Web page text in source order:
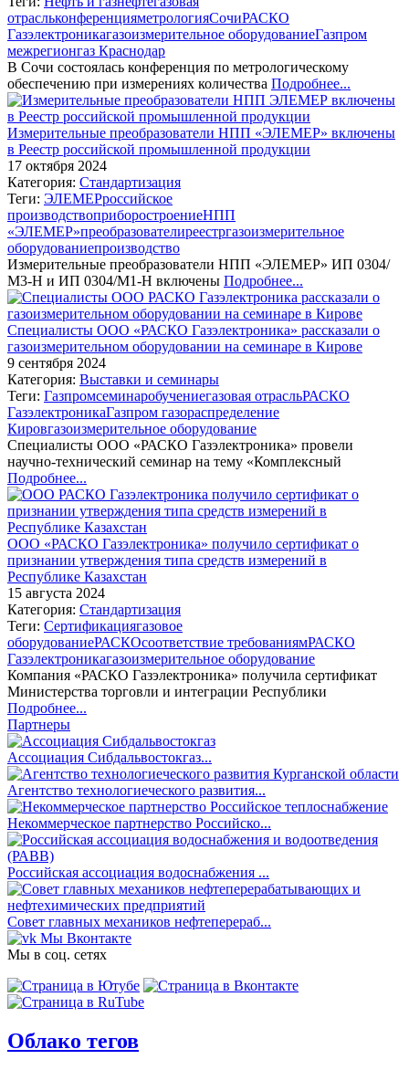
отрасльконференцияметрологияСочиРАСКО
Газэлектроникагазоизмерительное оборудованиеГазпром
межрегионгаз Краснодар
В Сочи состоялась конференция по метрологическому
обеспечению при измерениях количества Подробнее...
Измерительные преобразователи НПП «ЭЛЕМЕР» включены
в Реестр российской промышленной продукции
17 октября 2024
Категория: Стандартизация
Теги: ЭЛЕМЕРроссийское
производствоприборостроениеНПП
«ЭЛЕМЕР»преобразователиреестргазоизмерительное
оборудованиепроизводство
Измерительные преобразователи НПП «ЭЛЕМЕР» ИП 0304/
М3-Н и ИП 0304/М1-Н включены Подробнее...
Специалисты ООО «РАСКО Газэлектроника» рассказали о
газоизмерительном оборудовании на семинаре в Кирове
9 сентября 2024
Категория: Выставки и семинары
Теги: Газпромсеминаробучениегазовая отрасльРАСКО
ГазэлектроникаГазпром газораспределение
Кировгазоизмерительное оборудование
Специалисты ООО «РАСКО Газэлектроника» провели
научно-технический семинар на тему «Комплексный
Подробнее...
ООО «РАСКО Газэлектроника» получило сертификат о
признании утверждения типа средств измерений в
Республике Казахстан
15 августа 2024
Категория: Стандартизация
Теги: Сертификациягазовое
оборудованиеРАСКОсоответствие требованиямРАСКО
Газэлектроникагазоизмерительное оборудование
Компания «РАСКО Газэлектроника» получила сертификат
Министерства торговли и интеграции Республики
Подробнее...
Партнеры
Ассоциация Сибдальвостокгаз...
Агентство технологиеческого развития...
Некоммерческое партнерство Российско...
Российская ассоциация водоснабжения ...
Совет главных механиков нефтеперераб...
Мы Вконтакте
Мы в соц. сетях
Облако тегов